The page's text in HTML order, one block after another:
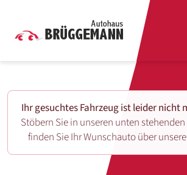
Ihr gesuchtes Fahrzeug ist leider nicht
Stöbern Sie in unseren unten
finden Sie Ihr Wunschauto über unsere